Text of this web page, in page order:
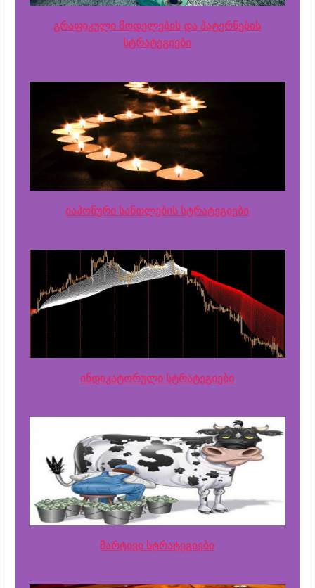
გრაფიკული მოდელების და პატერნების
სტრატეგიები
იაპონური სანთლების სტრატეგიები
ინდიკატორული სტრატეგიები
მარტივი სტრატეგიები